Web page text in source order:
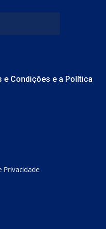
e Condições e a Política
Privacidade